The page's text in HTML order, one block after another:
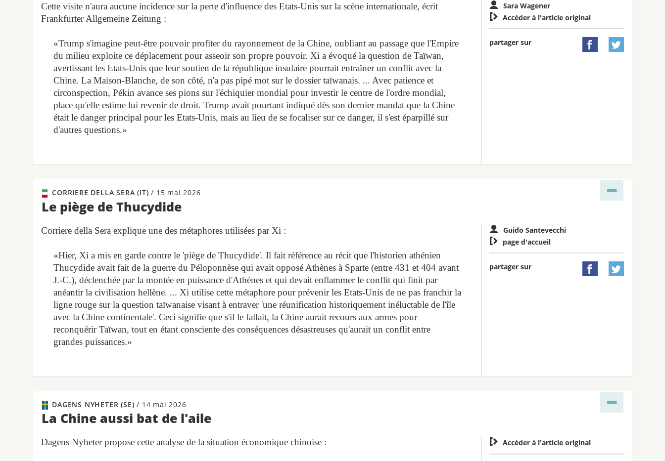
Cette visite n'aura aucune incidence sur la perte d'influence des Etats-Unis sur la scène internationale, écrit
Frankfurter Allgemeine Zeitung :
«Trump s'imagine peut-être pouvoir profiter du rayonnement de la Chine, oubliant au passage que l'Empire
du milieu exploite ce déplacement pour asseoir son propre pouvoir. Xi a évoqué la question de Taïwan,
avertissant les Etats-Unis que leur soutien de la république insulaire pourrait entraîner un conflit avec la
Chine. La Maison-Blanche, de son côté, n'a pas pipé mot sur le dossier taïwanais. ... Avec patience et
circonspection, Pékin avance ses pions sur l'échiquier mondial pour investir le centre de l'ordre mondial,
place qu'elle estime lui revenir de droit. Trump avait pourtant indiqué dès son dernier mandat que la Chine
était le danger principal pour les Etats-Unis, mais au lieu de se focaliser sur ce danger, il s'est éparpillé sur
d'autres questions.»
Sara Wagener
 Accéder à l'article original
partager sur  
CORRIERE DELLA SERA (IT)/ 15 mai 2026
Le piège de Thucydide
Corriere della Sera explique une des métaphores utilisées par Xi :
«Hier, Xi a mis en garde contre le 'piège de Thucydide'. Il fait référence au récit que l'historien athénien
Thucydide avait fait de la guerre du Péloponnèse qui avait opposé Athènes à Sparte (entre 431 et 404 avant
J.-C.), déclenchée par la montée en puissance d'Athènes et qui devait enflammer le conflit qui finit par
anéantir la civilisation hellène. ... Xi utilise cette métaphore pour prévenir les Etats-Unis de ne pas franchir la
ligne rouge sur la question taïwanaise visant à entraver 'une réunification historiquement inéluctable de l'île
avec la Chine continentale'. Ceci signifie que s'il le fallait, la Chine aurait recours aux armes pour
reconquérir Taïwan, tout en étant consciente des conséquences désastreuses qu'aurait un conflit entre
grandes puissances.»
Guido Santevecchi
 page d'accueil
partager sur  
DAGENS NYHETER (SE)/ 14 mai 2026
La Chine aussi bat de l'aile
Dagens Nyheter propose cette analyse de la situation économique chinoise :  Accéder à l'article original